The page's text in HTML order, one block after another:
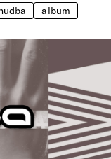
album